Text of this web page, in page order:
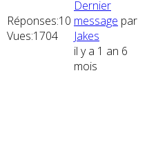
Réponses:10
Vues:1704
Dernier
message par
Jakes
il y a 1 an 6
mois